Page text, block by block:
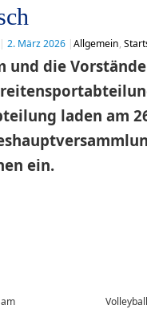
| 2. März 2026 |Allgemein,
und die
laden am
ein.